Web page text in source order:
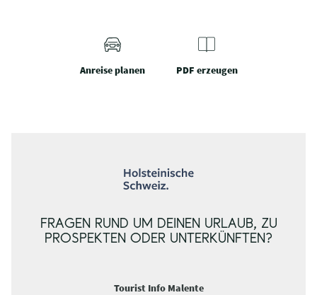
Anreise planen PDF erzeugen
FRAGEN RUND UM DEINEN URLAUB, ZU
PROSPEKTEN ODER UNTERKÜNFTEN?
Tourist Info Malente